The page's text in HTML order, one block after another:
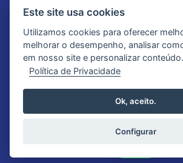
São José dos Campos, SP, 12242-780, Brasil
© 2012-2026. Instituto São José | Educação de
Direitos Reservados.
Este site usa cookies
Utilizamos cookies para oferecer
melhorar o desempenho, analisar
em nosso site e personalizar conteúdo.
Política de Privacidade
Ok, aceito.
Configurar